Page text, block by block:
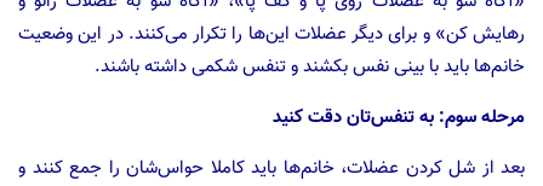
رهایش کن» و برای دیگر عضلات این‌ها را تکرار می‌کنند. در این وضعیت
خانم‌ها باید با بینی نفس بکشند و تنفس شکمی داشته باشند.
مرحله سوم: به تنفس‌تان دقت کنید
بعد از شل کردن عضلات، خانم‌ها باید کاملا حواس‌شان را جمع کنند و